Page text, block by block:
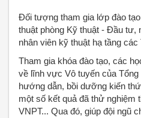
Đối tượng tham gia lớp đào
thuật phòng Kỹ thuật - Đầu tư,
nhân viên kỹ thuật hạ tầng các
Tham gia khóa đào tạo, các
về lĩnh vực Vô tuyến của
hướng dẫn, bồi dưỡng kiến
một số kết quả đã thử nghiệm
VNPT... Qua đó, giúp đội ngũ